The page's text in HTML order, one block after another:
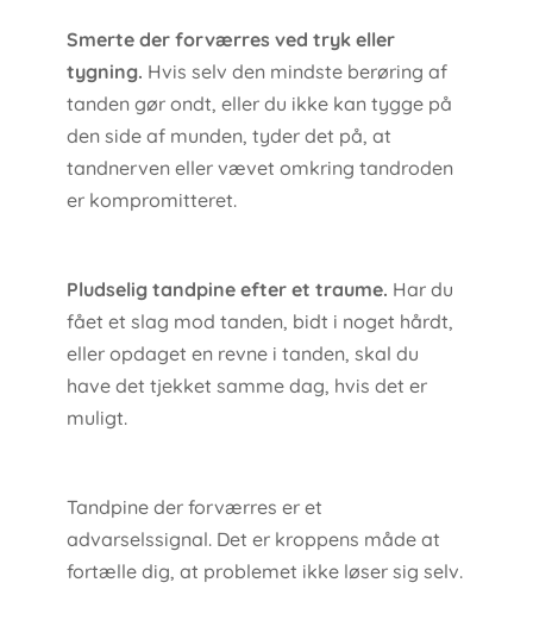
Smerte der forværres ved tryk eller
tygning. Hvis selv den mindste berøring af
tanden gør ondt, eller du ikke kan tygge på
den side af munden, tyder det på, at
tandnerven eller vævet omkring tandroden
er kompromitteret.
Pludselig tandpine efter et traume. Har du
fået et slag mod tanden, bidt i noget hårdt,
eller opdaget en revne i tanden, skal du
have det tjekket samme dag, hvis det er
muligt.
Tandpine der forværres er et
advarselssignal. Det er kroppens måde at
fortælle dig, at problemet ikke løser sig selv.